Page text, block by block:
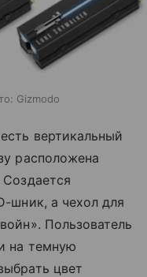
Gizmodo
вертикальный
расположена
шник, а чехол для
Пользователь
на темную
цвет